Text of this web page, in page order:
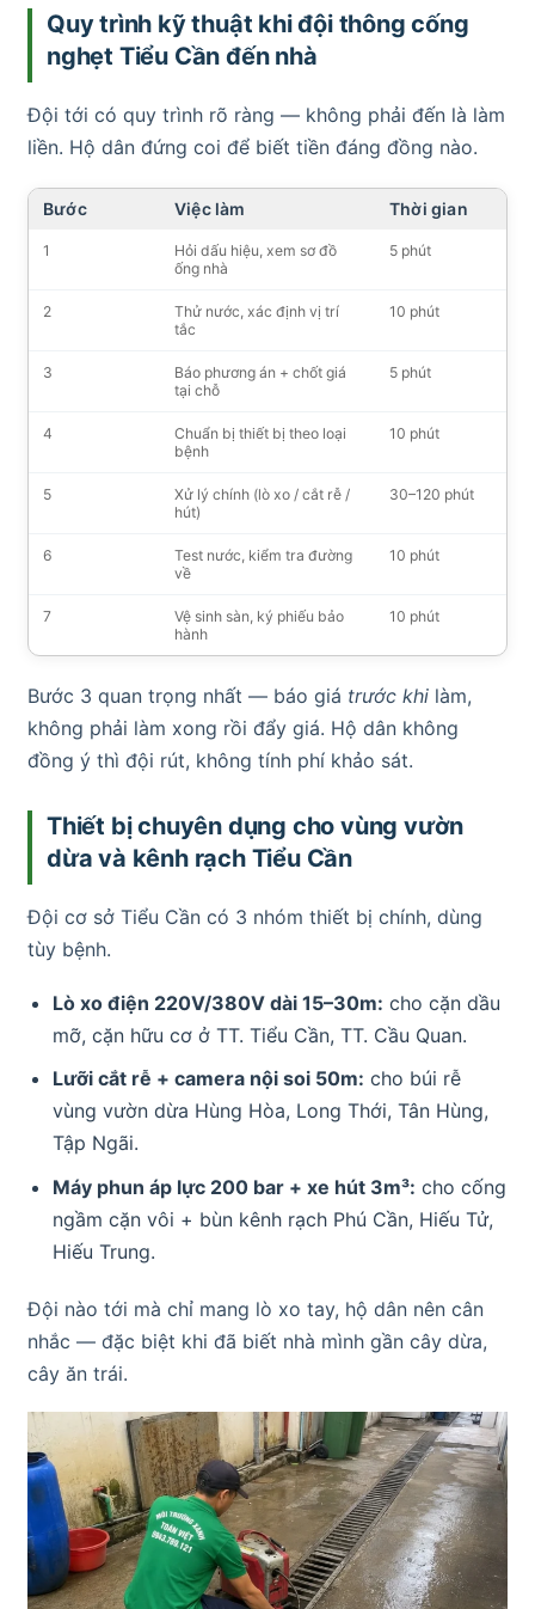
Quy trình kỹ thuật khi đội thông cống
nghẹt Tiểu Cần đến nhà
Đội tới có quy trình rõ ràng — không phải đến là làm
liền. Hộ dân đứng coi để biết tiền đáng đồng nào.
Bước Việc làm Thời gian
1
Hỏi dấu hiệu, xem sơ đồ
ống nhà
5 phút
2
Thử nước, xác định vị trí
tắc
10 phút
3
Báo phương án + chốt giá
tại chỗ
5 phút
4
Chuẩn bị thiết bị theo loại
bệnh
10 phút
5
Xử lý chính (lò xo / cắt rễ /
hút)
30–120 phút
6
Test nước, kiểm tra đường
về
10 phút
7
Vệ sinh sàn, ký phiếu bảo
hành
10 phút
Bước 3 quan trọng nhất — báo giá trước khi làm,
không phải làm xong rồi đẩy giá. Hộ dân không
đồng ý thì đội rút, không tính phí khảo sát.
Thiết bị chuyên dụng cho vùng vườn
dừa và kênh rạch Tiểu Cần
Đội cơ sở Tiểu Cần có 3 nhóm thiết bị chính, dùng
tùy bệnh.
Lò xo điện 220V/380V dài 15–30m: cho cặn dầu
mỡ, cặn hữu cơ ở TT. Tiểu Cần, TT. Cầu Quan.
Lưỡi cắt rễ + camera nội soi 50m: cho búi rễ
vùng vườn dừa Hùng Hòa, Long Thới, Tân Hùng,
Tập Ngãi.
Máy phun áp lực 200 bar + xe hút 3m³: cho cống
ngầm cặn vôi + bùn kênh rạch Phú Cần, Hiếu Tử,
Hiếu Trung.
Đội nào tới mà chỉ mang lò xo tay, hộ dân nên cân
nhắc — đặc biệt khi đã biết nhà mình gần cây dừa,
cây ăn trái.